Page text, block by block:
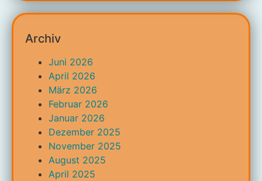
Archiv
Juni 2026
April 2026
März 2026
Februar 2026
Januar 2026
Dezember 2025
November 2025
August 2025
April 2025